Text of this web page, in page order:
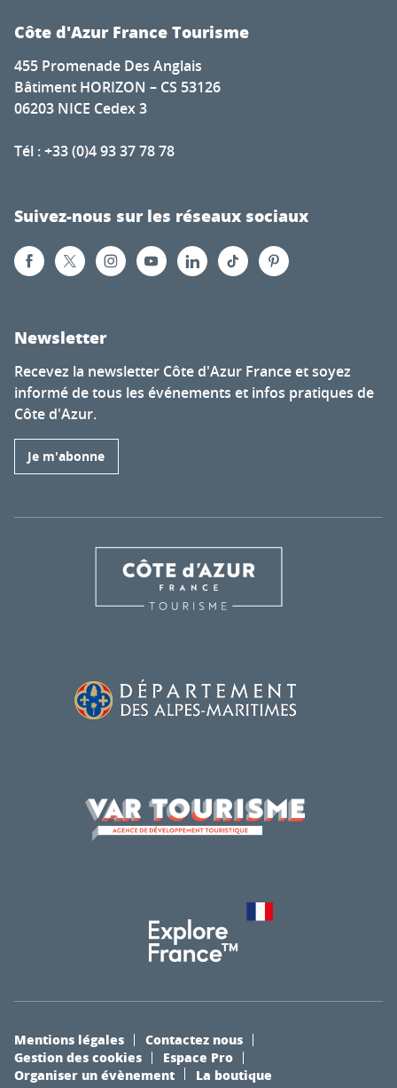
Côte d'Azur France Tourisme
455 Promenade Des Anglais
Bâtiment HORIZON – CS 53126
06203 NICE Cedex 3
Tél : +33 (0)4 93 37 78 78
Suivez-nous sur les réseaux sociaux
Newsletter
Recevez la newsletter Côte d'Azur France et soyez
informé de tous les événements et infos pratiques de
Côte d'Azur.
Je m'abonne
Mentions légales
Contactez nous
Gestion des cookies
Espace Pro
Organiser un évènement
La boutique